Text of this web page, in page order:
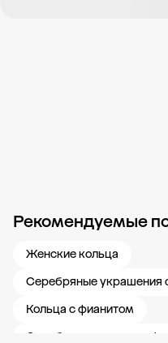
Рекомендуемые
Женские кольца
Серебряные украшения
Кольца с фианитом
Серебряные кольца с
Новости компании Журнал